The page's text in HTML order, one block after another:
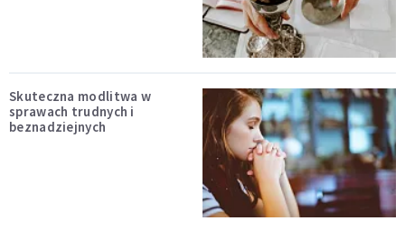
Skuteczna modlitwa w
sprawach trudnych i
beznadziejnych